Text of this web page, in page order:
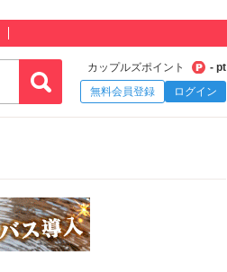
カップルズポイント
- pt
無料会員登録
ログイン